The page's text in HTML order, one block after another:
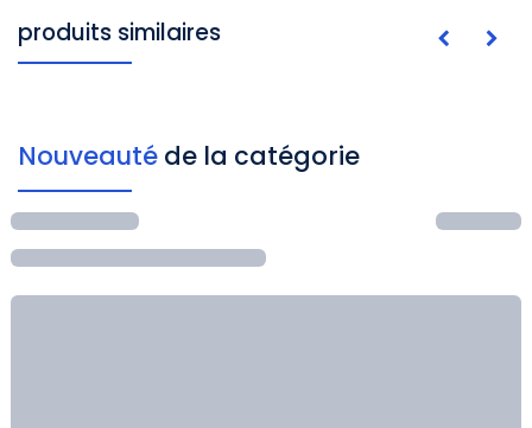
produits similaires
Nouveauté de la catégorie